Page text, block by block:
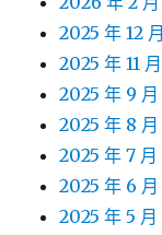
2025 年 12 月
2025 年 11 月
2025 年 9 月
2025 年 8 月
2025 年 7 月
2025 年 6 月
2025 年 5 月